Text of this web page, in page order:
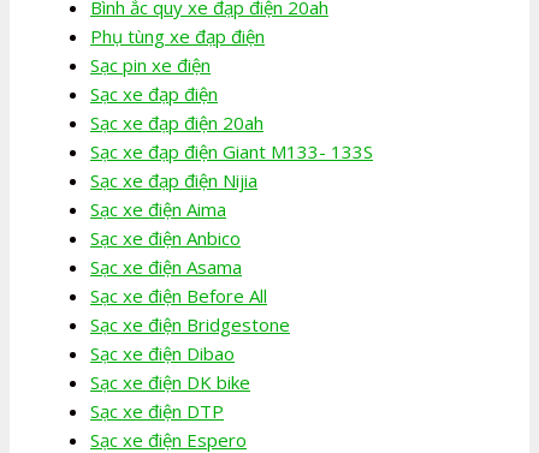
Bình ắc quy xe đạp điện 20ah
Phụ tùng xe đạp điện
Sạc pin xe điện
Sạc xe đạp điện
Sạc xe đạp điện 20ah
Sạc xe đạp điện Giant M133- 133S
Sạc xe đạp điện Nijia
Sạc xe điện Aima
Sạc xe điện Anbico
Sạc xe điện Asama
Sạc xe điện Before All
Sạc xe điện Bridgestone
Sạc xe điện Dibao
Sạc xe điện DK bike
Sạc xe điện DTP
Sạc xe điện Espero